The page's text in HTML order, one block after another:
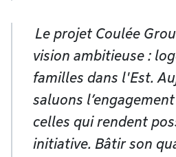
Le projet Coulée
vision ambitieuse :
familles dans l'Est.
saluons
celles qui rendent
initiative. Bâtir son